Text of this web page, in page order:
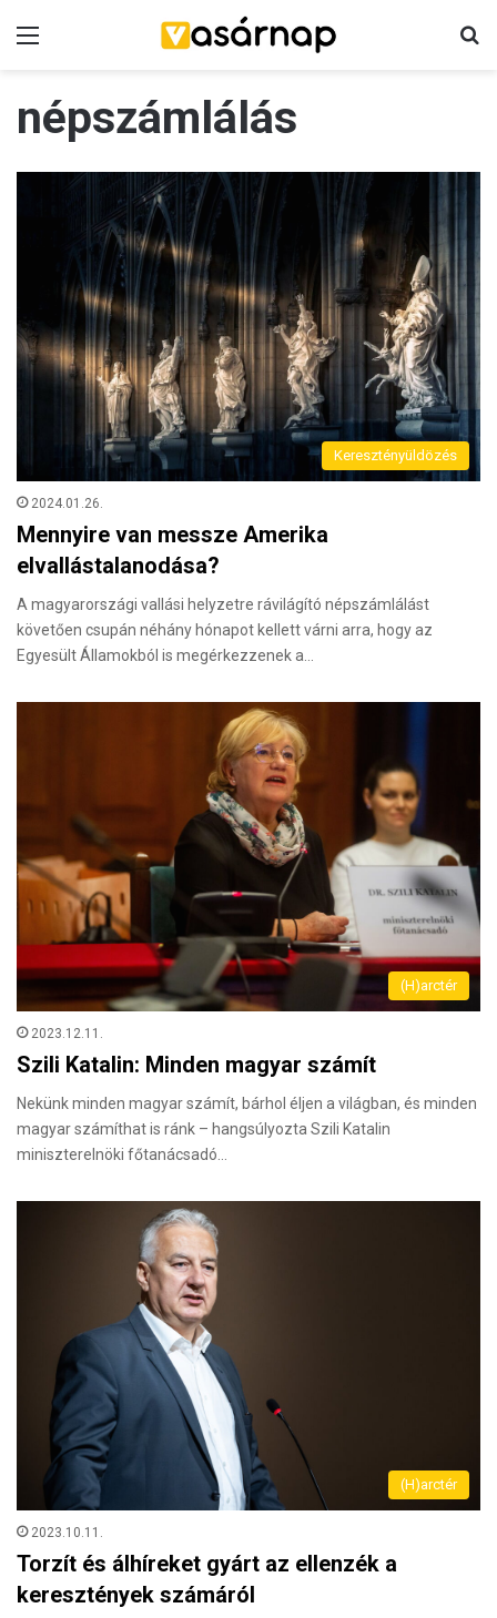
népszámlálás
Keresztényüldözés
2024.01.26.
Mennyire van messze Amerika
elvallástalanodása?
A magyarországi vallási helyzetre rávilágító népszámlálást
követően csupán néhány hónapot kellett várni arra, hogy az
Egyesült Államokból is megérkezzenek a…
(H)arctér
2023.12.11.
Szili Katalin: Minden magyar számít
Nekünk minden magyar számít, bárhol éljen a világban, és minden
magyar számíthat is ránk – hangsúlyozta Szili Katalin
miniszterelnöki főtanácsadó…
(H)arctér
2023.10.11.
Torzít és álhíreket gyárt az ellenzék a
keresztények számáról